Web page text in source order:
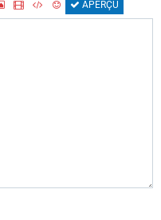
APERÇU